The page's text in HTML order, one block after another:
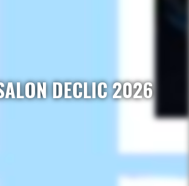
DECLIC 2026